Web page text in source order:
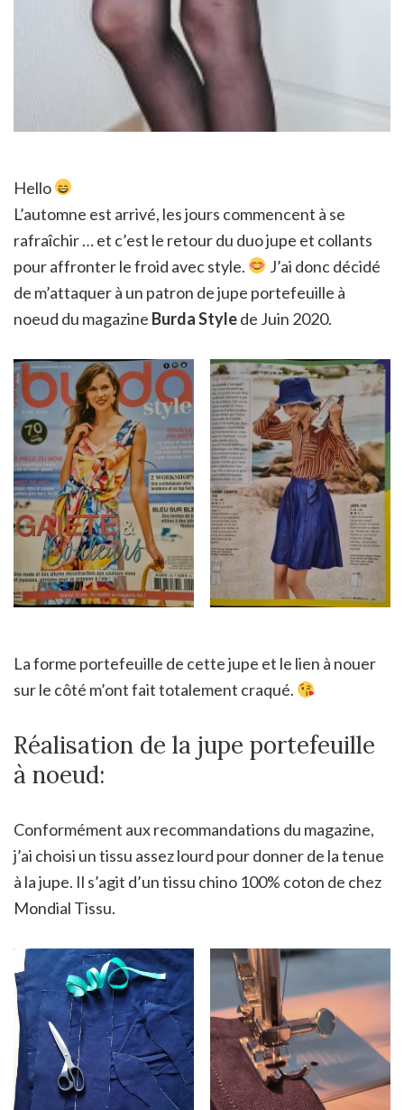
Hello
L’automne est arrivé, les jours commencent à se
rafraîchir … et c’est le retour du duo jupe et collants
pour affronter le froid avec style.
J’ai donc décidé
de m’attaquer à un patron de jupe portefeuille à
noeud du magazine Burda Stylede Juin 2020.
La forme portefeuille de cette jupe et le lien à nouer
sur le côté m’ont fait totalement craqué.
Réalisation de la jupe portefeuille
à noeud:
Conformément aux recommandations du magazine,
j’ai choisi un tissu assez lourd pour donner de la tenue
à la jupe. Il s’agit d’un tissu chino 100% coton de chez
Mondial Tissu.